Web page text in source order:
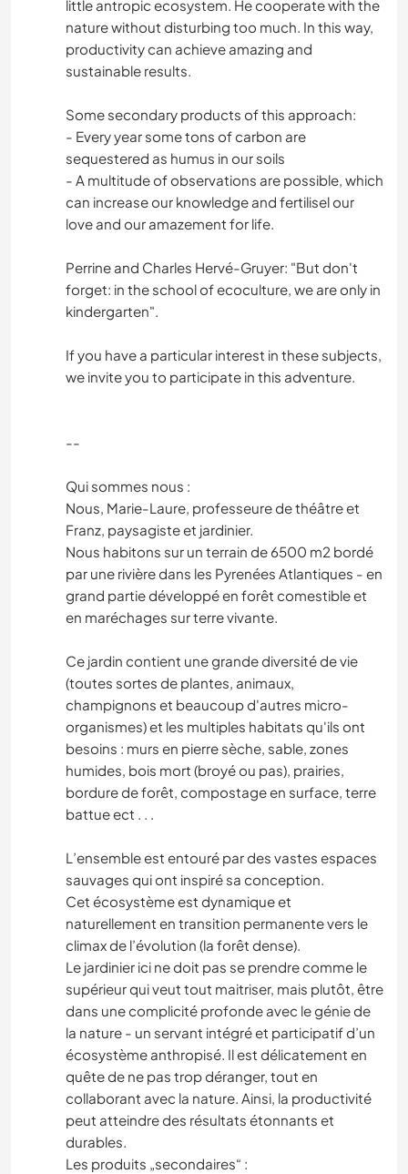
little antropic ecosystem. He cooperate with the
nature without disturbing too much. In this way,
productivity can achieve amazing and
sustainable results.
Some secondary products of this approach:
- Every year some tons of carbon are
sequestered as humus in our soils
- A multitude of observations are possible, which
can increase our knowledge and fertilisel our
love and our amazement for life.
Perrine and Charles Hervé-Gruyer: "But don't
forget: in the school of ecoculture, we are only in
kindergarten".
If you have a particular interest in these subjects,
we invite you to participate in this adventure.
--
Qui sommes nous :
Nous, Marie-Laure, professeure de théâtre et
Franz, paysagiste et jardinier.
Nous habitons sur un terrain de 6500 m2 bordé
par une rivière dans les Pyrenées Atlantiques - en
grand partie développé en forêt comestible et
en maréchages sur terre vivante.
Ce jardin contient une grande diversité de vie
(toutes sortes de plantes, animaux,
champignons et beaucoup d'autres micro-
organismes) et les multiples habitats qu'ils ont
besoins : murs en pierre sèche, sable, zones
humides, bois mort (broyé ou pas), prairies,
bordure de forêt, compostage en surface, terre
battue ect . . .
L’ensemble est entouré par des vastes espaces
sauvages qui ont inspiré sa conception.
Cet écosystème est dynamique et
naturellement en transition permanente vers le
climax de l’évolution (la forêt dense).
Le jardinier ici ne doit pas se prendre comme le
supérieur qui veut tout maitriser, mais plutôt, être
dans une complicité profonde avec le génie de
la nature - un servant intégré et participatif d’un
écosystème anthropisé. Il est délicatement en
quête de ne pas trop déranger, tout en
collaborant avec la nature. Ainsi, la productivité
peut atteindre des résultats étonnants et
durables.
Les produits „secondaires“ :